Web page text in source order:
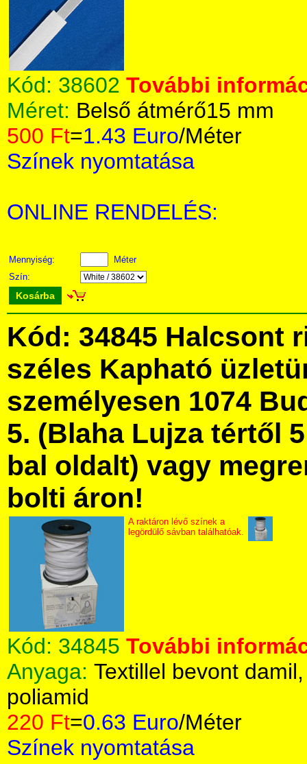
Kód: 38602 További
Méret: Belső átmérő15 mm
500 Ft=1.43 Euro/Méter
Színek nyomtatása
ONLINE RENDELÉS:
Mennyiség:
Méter
Szín:
Kosárba
Kód: 34845 Halcsont
széles Kapható
személyesen 1074
5. (Blaha Lujza tértől
bal oldalt) vagy
bolti áron!
A raktáron lévő színek a
legördülő sávban találhatóak.
Kód: 34845 További
Anyaga: Textillel bevont
poliamid
220 Ft=0.63 Euro/Méter
Színek nyomtatása